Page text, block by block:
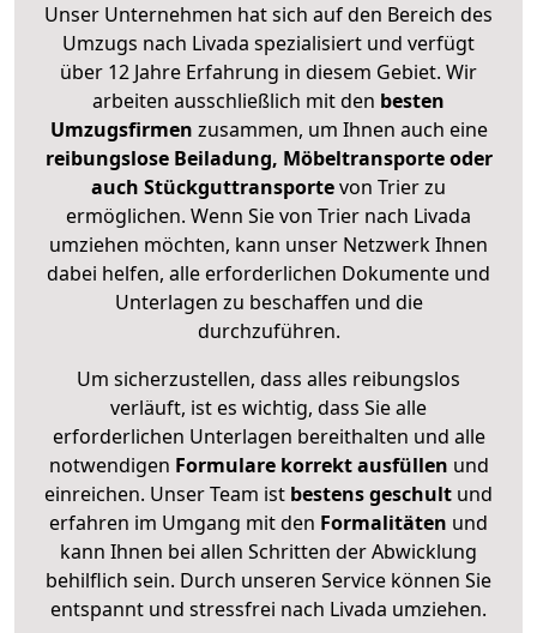
Unser Unternehmen hat sich auf den Bereich des
Umzugs nach Livada spezialisiert und verfügt
über 12 Jahre Erfahrung in diesem Gebiet. Wir
arbeiten ausschließlich mit den besten
Umzugsfirmen zusammen, um Ihnen auch eine
reibungslose Beiladung, Möbeltransporte oder
auch Stückguttransportevon Trier zu
ermöglichen. Wenn Sie von Trier nach Livada
umziehen möchten, kann unser Netzwerk Ihnen
dabei helfen, alle erforderlichen Dokumente und
Unterlagen zu beschaffen und die
durchzuführen.
Um sicherzustellen, dass alles reibungslos
verläuft, ist es wichtig, dass Sie alle
erforderlichen Unterlagen bereithalten und alle
notwendigen Formulare korrekt ausfüllen und
einreichen. Unser Team ist bestens geschult und
erfahren im Umgang mit den Formalitäten und
kann Ihnen bei allen Schritten der Abwicklung
behilflich sein. Durch unseren Service können Sie
entspannt und stressfrei nach Livada umziehen.